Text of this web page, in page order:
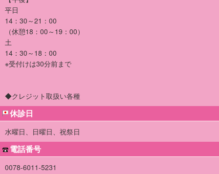
平日
14：30～21：00
（休憩18：00～19：00）
土
14：30～18：00
※受付けは30分前まで
◆クレジット取扱い各種
休診日
水曜日、日曜日、祝祭日
電話番号
0078-6011-5231